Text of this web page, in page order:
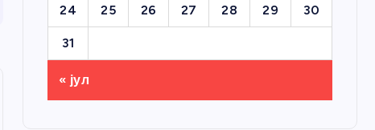
24 25 26 27 28 29 30
31
« јул